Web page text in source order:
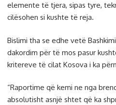
elemente të tjera, sipas tyre,
cilësohen si kushte të reja.
Bislimi tha se edhe vetë
dakordim për të mos pasur
kritereve të cilat Kosova i ka
“Raportime që kemi ne nga
absolutisht asnjë shtet që ka